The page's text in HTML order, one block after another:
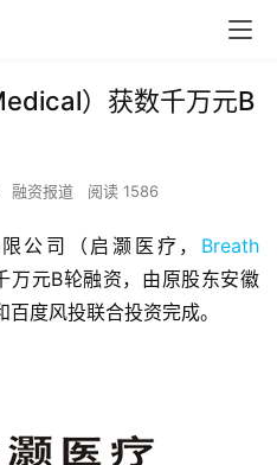
）获数千万元B
融资报道 阅读 1586
公司（启灏医疗， Breath
万元B轮融资，由原股东安徽
度风投联合投资完成。